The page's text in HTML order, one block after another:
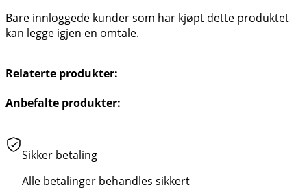
Bare innloggede kunder som har kjøpt dette produktet
kan legge igjen en omtale.
Relaterte produkter:
Anbefalte produkter:
Sikker betaling
Alle betalinger behandles sikkert